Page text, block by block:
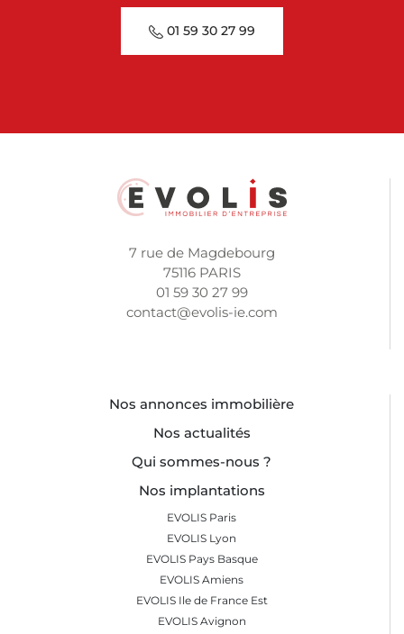
01 59 30 27 99
7 rue de Magdebourg
75116 PARIS
01 59 30 27 99
contact@evolis-ie.com
Nos annonces immobilière
Nos actualités
Qui sommes-nous ?
Nos implantations
EVOLIS Paris
EVOLIS Lyon
EVOLIS Pays Basque
EVOLIS Amiens
EVOLIS Ile de France Est
EVOLIS Avignon